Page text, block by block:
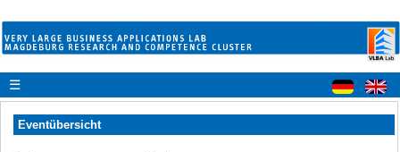
☰
Eventübersicht